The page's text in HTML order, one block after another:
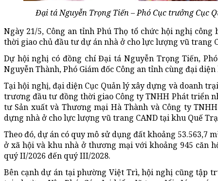
Đại tá Nguyễn Trọng Tiến – Phó Cục trưởng Cục
Ngày 21/5, Công an tỉnh Phú Thọ tổ chức hội nghị
thời giao chủ đầu tư dự án nhà ở cho lực lượng vũ trang
Dự hội nghị có đồng chí Đại tá Nguyễn Trọng Tiến,
Nguyễn Thành, Phó Giám đốc Công an tỉnh cùng đại
Tại hội nghị, đại diện Cục Quản lý xây dựng và doanh
trương đầu tư đồng thời giao Công ty TNHH Phát triển
tư Sản xuất và Thương mại Hà Thành và Công ty
dựng nhà ở cho lực lượng vũ trang CAND tại khu Quế
Theo đó, dự án có quy mô sử dụng đất khoảng 53.563,7
ở xã hội và khu nhà ở thương mại với khoảng 945 căn
quý II/2026 đến quý III/2028.
Bên cạnh dự án tại phường Việt Trì, hội nghị cũng tập